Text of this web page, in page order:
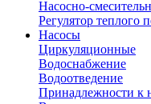
Насосно-
Регулятор теплого
Насосы
Циркуляционные
Водоснабжение
Водоотведение
Принадлежности к